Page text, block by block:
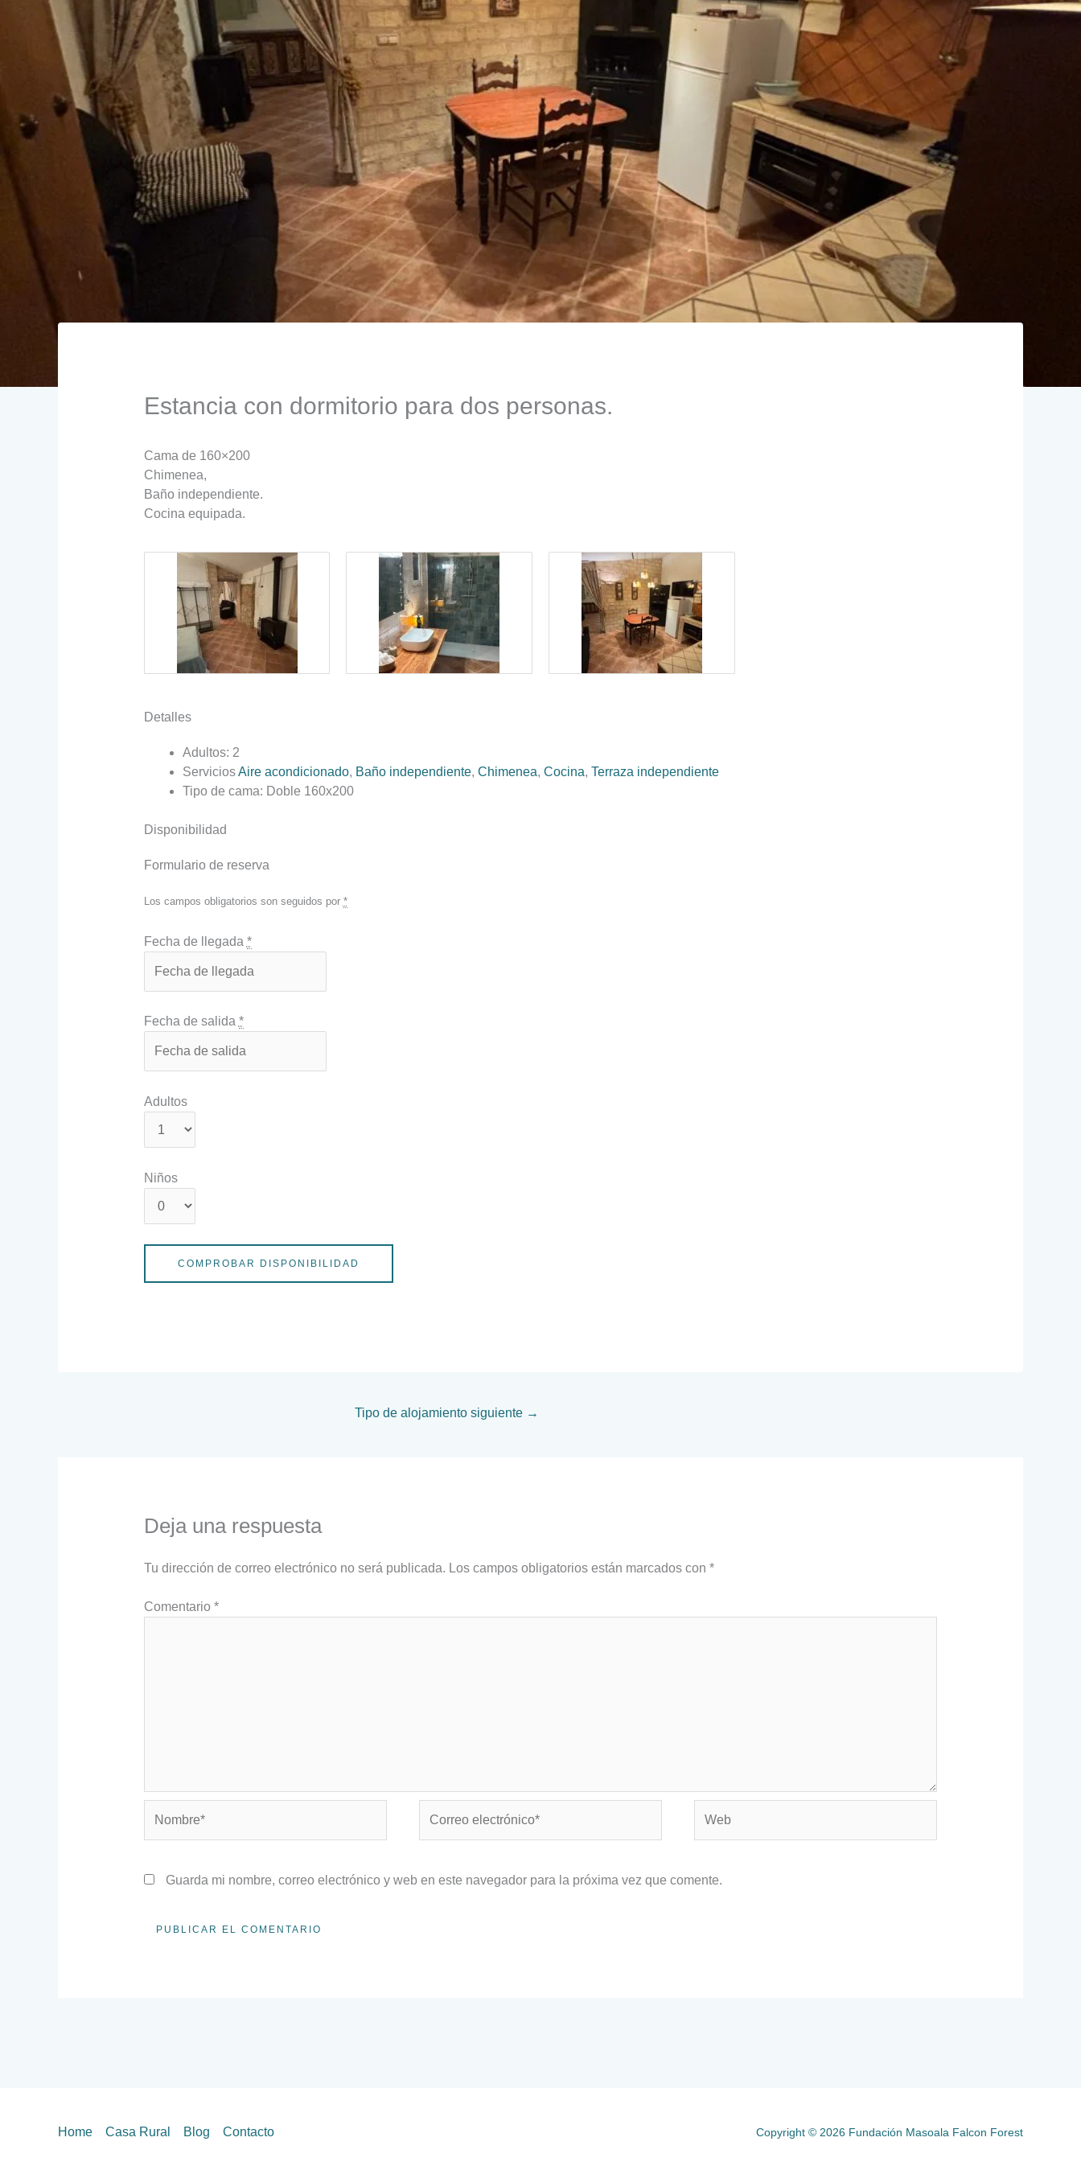
Estancia con dormitorio para dos personas.​
Cama de 160×200
Chimenea,
Baño independiente.
Cocina equipada.
Detalles
Adultos: 2
ServiciosAire acondicionado, Baño independiente, Chimenea, Cocina, Terraza independiente
Tipo de cama: Doble 160x200
Disponibilidad
Formulario de reserva
Los campos obligatorios son seguidos por *
Fecha de llegada *
Fecha de salida *
Adultos
Niños
Tipo de alojamiento siguiente →
Deja una respuesta
Tu dirección de correo electrónico no será publicada. Los campos obligatorios están marcados con *
Comentario *
electrónico*
Guarda mi nombre, correo electrónico y web en este navegador para la próxima vez que comente.
Home Casa Rural Blog Contacto Copyright © 2026 Fundación Masoala Falcon Forest